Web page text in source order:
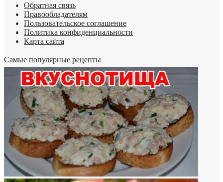
Обратная связь
Правообладателям
Пользовательское соглашение
Политика конфиденциальности
Карта сайта
Самые популярные рецепты